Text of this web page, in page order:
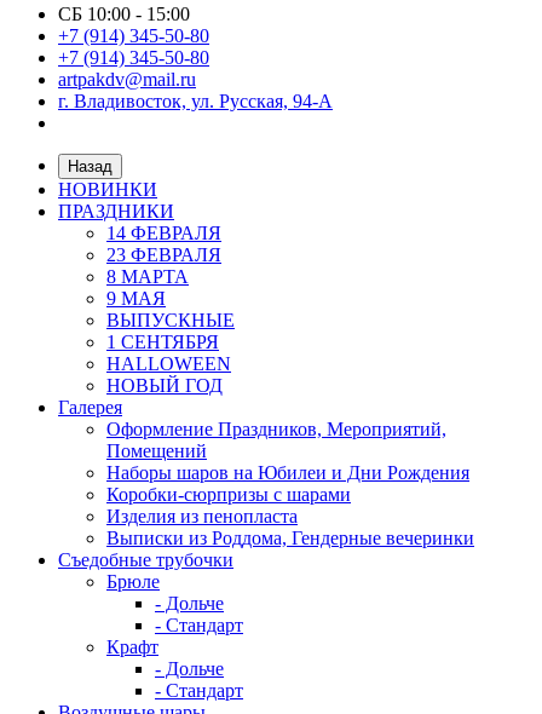
СБ 10:00 - 15:00
+7 (914) 345-50-80
+7 (914) 345-50-80
artpakdv@mail.ru
г. Владивосток, ул. Русская, 94-А
Назад
НОВИНКИ
ПРАЗДНИКИ
14 ФЕВРАЛЯ
23 ФЕВРАЛЯ
8 МАРТА
9 МАЯ
ВЫПУСКНЫЕ
1 СЕНТЯБРЯ
HALLOWEEN
НОВЫЙ ГОД
Галерея
Оформление Праздников, Мероприятий,
Помещений
Наборы шаров на Юбилеи и Дни Рождения
Коробки-сюрпризы с шарами
Изделия из пенопласта
Выписки из Роддома, Гендерные вечеринки
Съедобные трубочки
Брюле
- Дольче
- Стандарт
Крафт
- Дольче
- Стандарт